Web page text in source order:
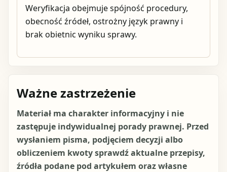
Weryfikacja obejmuje spójność procedury,
obecność źródeł, ostrożny język prawny i
brak obietnic wyniku sprawy.
Ważne zastrzeżenie
Materiał ma charakter informacyjny i nie
zastępuje indywidualnej porady prawnej. Przed
wysłaniem pisma, podjęciem decyzji albo
obliczeniem kwoty sprawdź aktualne przepisy,
źródła podane pod artykułem oraz własne